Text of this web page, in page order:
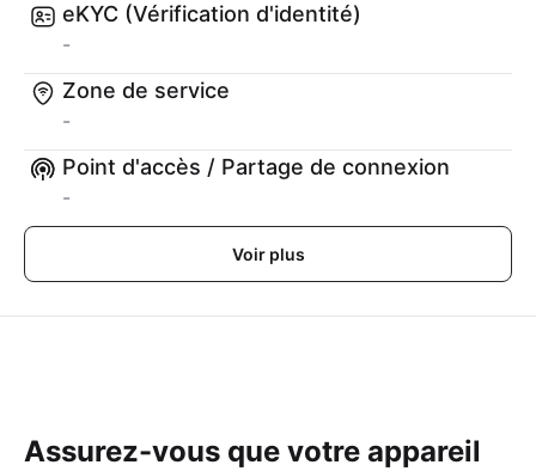
eKYC (Vérification d'identité)
-
Zone de service
-
Point d'accès / Partage de connexion
-
Voir plus
Assurez-vous que votre appareil